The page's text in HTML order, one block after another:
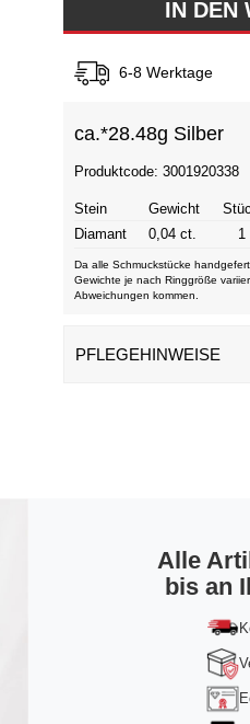
6-8 Werktage
ca.*28.48g Silber
Produktcode: 3001920338
Stein Gewicht
Diamant
0,04 ct. 1
Da alle Schmuckstücke
Gewichte je nach Ringgröße
Abweichungen kommen.
PFLEGEHINWEISE
Alle
bis an